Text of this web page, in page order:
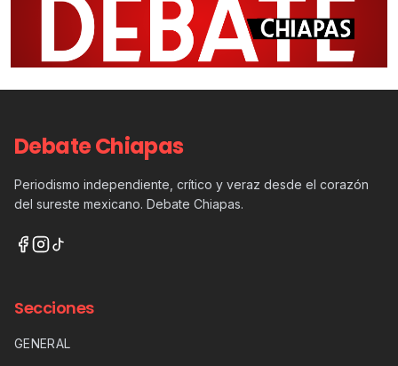
Debate Chiapas
Periodismo independiente, crítico y veraz desde el corazón
del sureste mexicano. Debate Chiapas.
Secciones
GENERAL